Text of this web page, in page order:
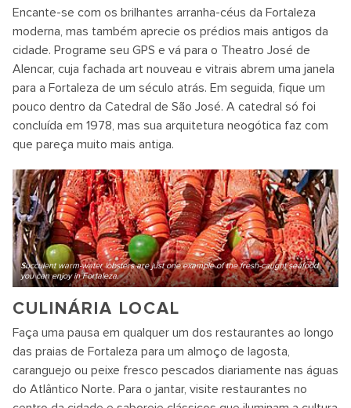
Encante-se com os brilhantes arranha-céus da Fortaleza
moderna, mas também aprecie os prédios mais antigos da
cidade. Programe seu GPS e vá para o Theatro José de
Alencar, cuja fachada art nouveau e vitrais abrem uma janela
para a Fortaleza de um século atrás. Em seguida, fique um
pouco dentro da Catedral de São José. A catedral só foi
concluída em 1978, mas sua arquitetura neogótica faz com
que pareça muito mais antiga.
Succulent warm-water lobsters are just one example of the fresh-caught seafood
you can enjoy in Fortaleza.
CULINÁRIA LOCAL
Faça uma pausa em qualquer um dos restaurantes ao longo
das praias de Fortaleza para um almoço de lagosta,
caranguejo ou peixe fresco pescados diariamente nas águas
do Atlântico Norte. Para o jantar, visite restaurantes no